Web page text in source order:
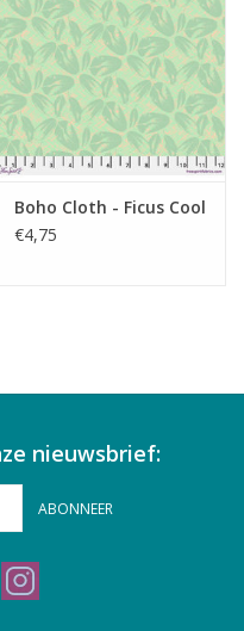
Boho Cloth - Ficus Cool
€4,75
nieuwsbrief:
ABONNEER